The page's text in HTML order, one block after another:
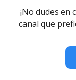
¡No dudes en
canal que